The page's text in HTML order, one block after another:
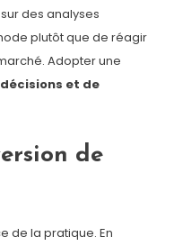
des analyses
plutôt que de réagir
Adopter une
et de
de
de la pratique. En